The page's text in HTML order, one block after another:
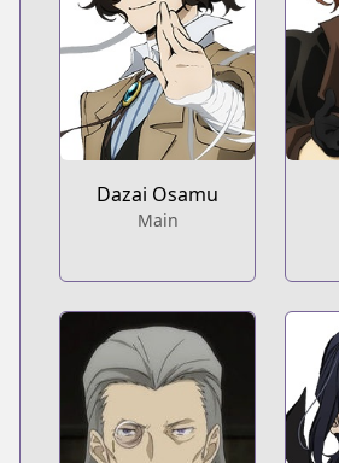
Dazai Osamu
Main